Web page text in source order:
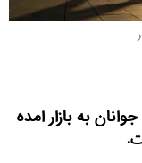
به بازار امده